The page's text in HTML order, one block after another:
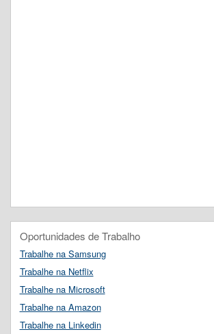
Oportunidades de Trabalho
Trabalhe na Samsung
Trabalhe na Netflix
Trabalhe na Microsoft
Trabalhe na Amazon
Trabalhe na Linkedin